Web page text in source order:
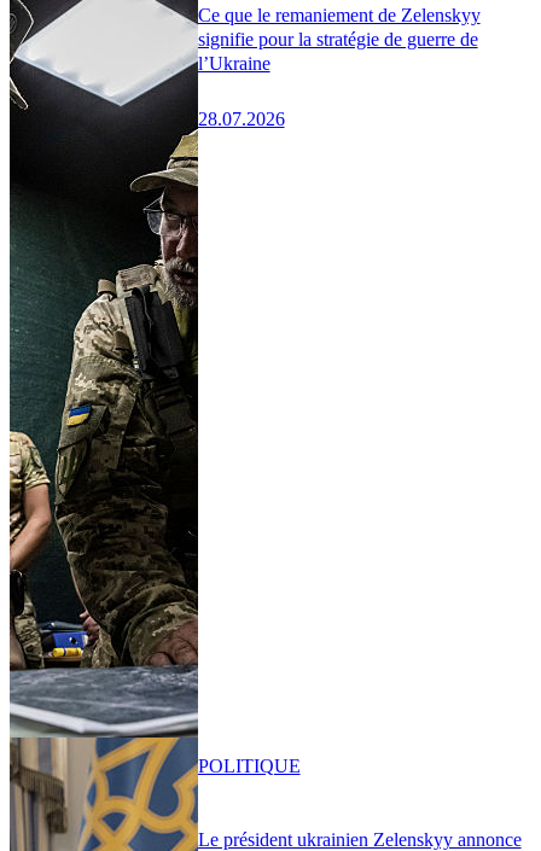
Ce que le remaniement de Zelenskyy
signifie pour la stratégie de guerre de
l’Ukraine
28.07.2026
Le président ukrainien Zelenskyy annonce
POLITIQUE